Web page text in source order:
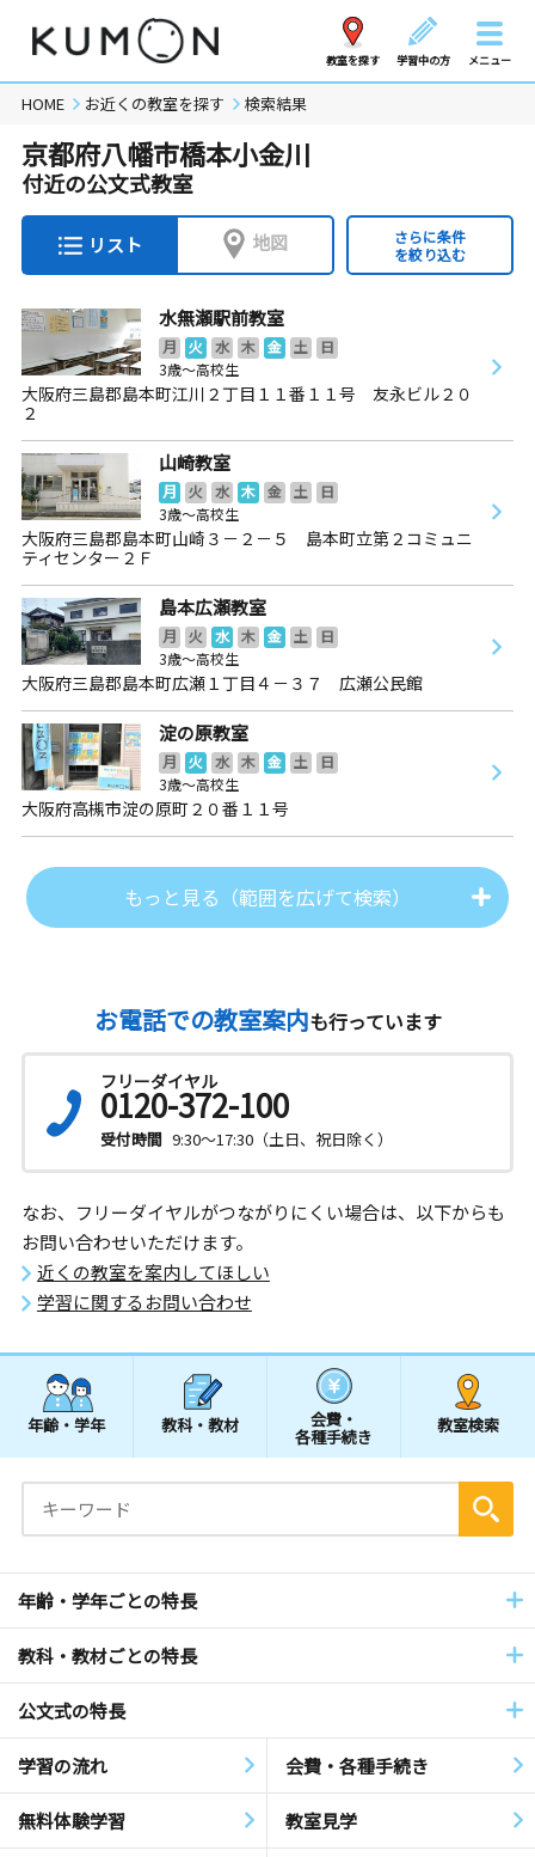
教室を探す 学習中の方 メニュー
HOME お近くの教室を探す 検索結果
京都府八幡市橋本小金川
付近の公文式教室
リスト 地図
さらに条件
を絞り込む
水無瀬駅前教室
月 火 水 木 金 土
日
3歳～高校生
大阪府三島郡島本町江川２丁目１１番１１号 友永ビル２０
２
山崎教室
月 火 水 木 金 土
日
3歳～高校生
大阪府三島郡島本町山崎３－２－５ 島本町立第２コミュニ
ティセンター２Ｆ
島本広瀬教室
月 火 水 木 金 土
日
3歳～高校生
大阪府三島郡島本町広瀬１丁目４－３７ 広瀬公民館
淀の原教室
月 火 水 木 金 土
日
3歳～高校生
大阪府高槻市淀の原町２０番１１号
もっと見る（範囲を広げて検索）
お電話での教室案内も行っています
フリーダイヤル
0120-372-100
受付時間 9:30～17:30（土日、祝日除く）
なお、フリーダイヤルがつながりにくい場合は、以下からも
お問い合わせいただけます。
近くの教室を案内してほしい
学習に関するお問い合わせ
年齢・学年 教科・教材 会費・
各種手続き
教室検索
年齢・学年ごとの特長
教科・教材ごとの特長
公文式の特長
学習の流れ 会費・各種手続き
無料体験学習 教室見学